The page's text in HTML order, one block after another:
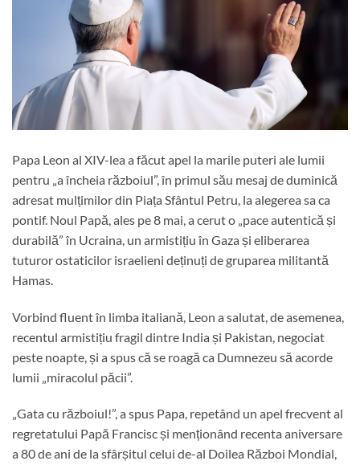
Papa Leon al XIV-lea a făcut apel la marile puteri ale lumii
pentru „a încheia războiul”, în primul său mesaj de duminică
adresat mulțimilor din Piața Sfântul Petru, la alegerea sa ca
pontif. Noul Papă, ales pe 8 mai, a cerut o „pace autentică și
durabilă” în Ucraina, un armistițiu în Gaza și eliberarea
tuturor ostaticilor israelieni deținuți de gruparea militantă
Hamas.
Vorbind fluent în limba italiană, Leon a salutat, de asemenea,
recentul armistițiu fragil dintre India și Pakistan, negociat
peste noapte, și a spus că se roagă ca Dumnezeu să acorde
lumii „miracolul păcii”.
„Gata cu războiul!”, a spus Papa, repetând un apel frecvent al
regretatului Papă Francisc și menționând recenta aniversare
a 80 de ani de la sfârșitul celui de-al Doilea Război Mondial,